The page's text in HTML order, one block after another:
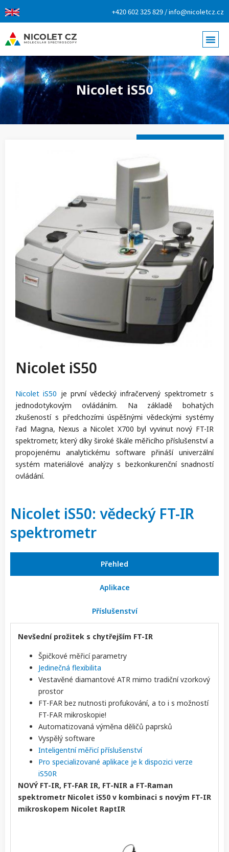
+420 602 325 829 / info@nicoletcz.cz
Nicolet iS50
Nicolet iS50
Nicolet iS50 je první vědecký infračervený spektrometr s
jednodotykovým ovládáním. Na základě bohatých
zkušeností s předchozími úspěšnými vědeckými systémy
řad Magna, Nexus a Nicolet X700 byl vyvinut nový FT-IR
spektrometr, který díky široké škále měřicího příslušenství a
propojenému analytickému software přináší univerzální
systém materiálové analýzy s bezkonkurenční snadností
ovládání.
Nicolet iS50: vědecký FT-IR
spektrometr
Přehled
Aplikace
Příslušenství
Nevšední prožitek s chytřejším FT-IR
Špičkové měřicí parametry
Jedinečná flexibilita
Vestavěné diamantové ATR mimo tradiční vzorkový
prostor
FT-FAR bez nutnosti profukování, a to i s možností
FT-FAR mikroskopie!
Automatizovaná výměna děličů paprsků
Vyspělý software
Inteligentní měřicí příslušenství
Pro specializované aplikace je k dispozici verze
iS50R
NOVÝ FT-IR, FT-FAR IR, FT-NIR a FT-Raman
spektrometr Nicolet iS50 v kombinaci s novým FT-IR
mikroskopem Nicolet RaptIR